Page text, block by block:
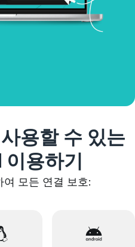
용할 수 있는
이용하기
모든 연결 보호: